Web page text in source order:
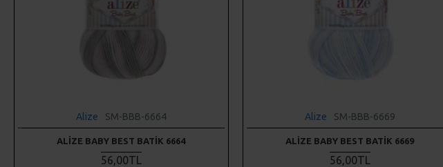
Alize SM-BBB-6664
ALIZE BABY BEST BATIK 6664
56,00TL
Alize SM-BBB-6669
ALIZE BABY BEST BATIK 6669
56,00TL